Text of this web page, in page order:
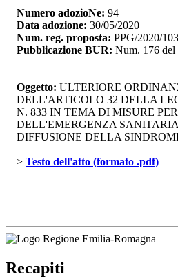
Numero adozioNe: 94
Data adozione: 30/05/2020
Num. reg. proposta: PPG/2020/103
Pubblicazione BUR: Num. 176 del
Oggetto: ULTERIORE
DELL'ARTICOLO 32 DELLA
N. 833 IN TEMA DI MISURE
DELL'EMERGENZA
DIFFUSIONE DELLA
> Testo dell'atto (formato .pdf)
Recapiti